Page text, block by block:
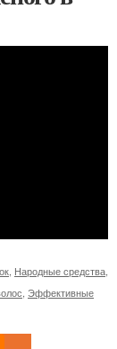
Народные средства
Эффективные